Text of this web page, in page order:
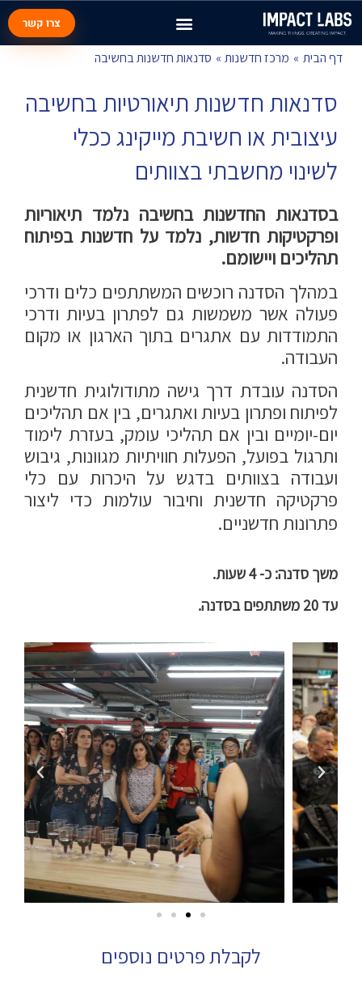
צרו קשר
דף הבית מרכז חדשנות סדנאות חדשנות בחשיבה
סדנאות חדשנות תיאורטיות בחשיבה
עיצובית או חשיבת מייקינג ככלי
לשינוי מחשבתי בצוותים
בסדנאות החדשנות בחשיבה נלמד תיאוריות
ופרקטיקות חדשות, נלמד על חדשנות בפיתוח
תהליכים ויישומם.
במהלך הסדנה רוכשים המשתתפים כלים ודרכי
פעולה אשר משמשות גם לפתרון בעיות ודרכי
התמודדות עם אתגרים בתוך הארגון או מקום
העבודה.
הסדנה עובדת דרך גישה מתודולוגית חדשנית
לפיתוח ופתרון בעיות ואתגרים, בין אם תהליכים
יום-יומיים ובין אם תהליכי עומק, בעזרת לימוד
ותרגול בפועל, הפעלות חוויתיות מגוונות, גיבוש
ועבודה בצוותים בדגש על היכרות עם כלי
פרקטיקה חדשנית וחיבור עולמות כדי ליצור
פתרונות חדשניים.
משך סדנה: כ- 4 שעות.
עד 20 משתתפים בסדנה.
לקבלת פרטים נוספים